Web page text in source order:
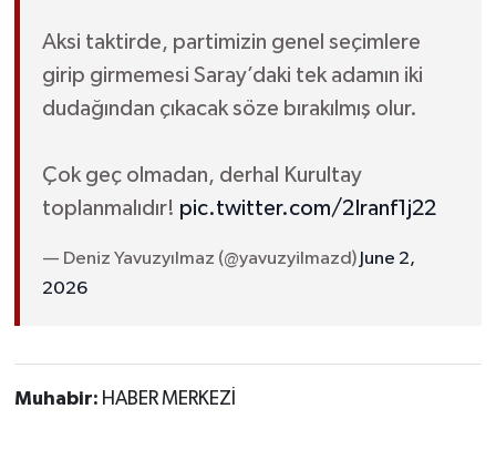
Aksi taktirde, partimizin genel seçimlere
girip girmemesi Saray’daki tek adamın iki
dudağından çıkacak söze bırakılmış olur.
Çok geç olmadan, derhal Kurultay
toplanmalıdır! pic.twitter.com/2Iranf1j22
— Deniz Yavuzyılmaz (@yavuzyilmazd) June 2,
2026
Muhabir: HABER MERKEZİ